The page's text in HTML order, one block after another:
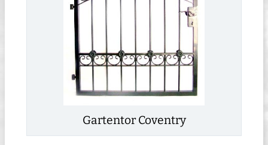
Gartentor Coventry